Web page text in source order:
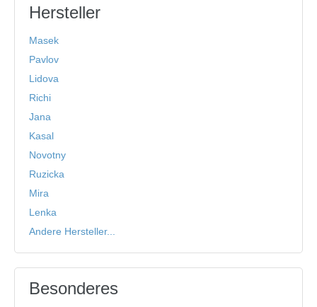
Hersteller
Masek
Pavlov
Lidova
Richi
Jana
Kasal
Novotny
Ruzicka
Mira
Lenka
Andere Hersteller...
Besonderes